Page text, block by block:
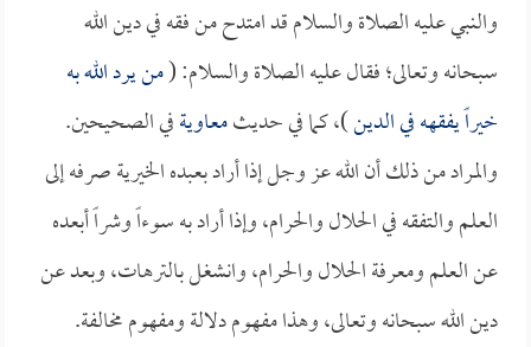
والنبي عليه الصلاة والسلام قد امتدح من فقه في دين الله
سبحانه وتعالى؛ فقال عليه الصلاة والسلام: (من يرد الله به
خيراً يفقهه في الدين)، كما في حديثمعاويةفي الصحيحين.
والمراد من ذلك أن الله عز وجل إذا أراد بعبده الخيرية صرفه إلى
العلم والتفقه في الحلال والحرام، وإذا أراد به سوءاً وشراً أبعده
عن العلم ومعرفة الحلال والحرام، وانشغل بالترهات، وبعد عن
دين الله سبحانه وتعالى، وهذا مفهوم دلالة ومفهوم مخالفة.